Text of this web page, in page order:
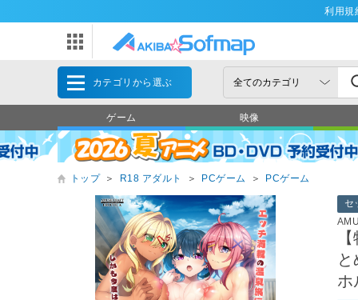
利用規
カテゴリから選ぶ
ゲーム 映像
トップ ＞ R18 アダルト ＞ PCゲーム ＞ PCゲーム
セ
ホ